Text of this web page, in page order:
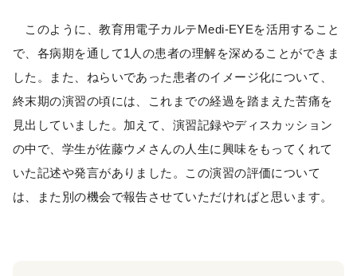
このように、教育用電子カルテMedi-EYEを活用すること
で、各病期を通して1人の患者の理解を深めることができま
した。また、ねらいであった患者のイメージ化について、
終末期の演習の頃には、これまでの経過を踏まえた苦痛を
見出していました。加えて、演習記録やディスカッション
の中で、学生が佐藤ウメさんの人生に興味をもってくれて
いた記述や発言がありました。この演習の評価について
は、また別の機会で報告させていただければと思います。